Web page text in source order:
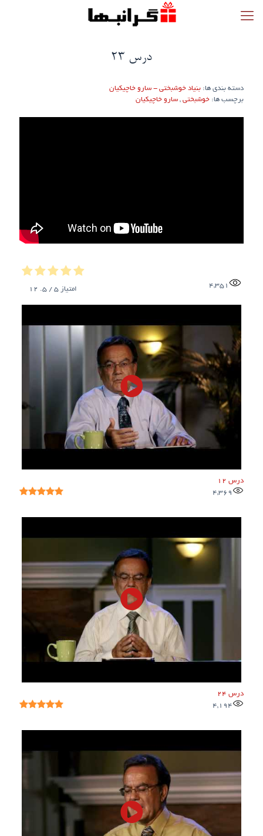
درس 23
دسته بندی ها: بنیاد خوشبختی - سارو خاچیکیان
برچسب ها: خوشبختی , سارو خاچیکیان
4,351 امتیاز 5
/ 5.
12
درس 12
4,369
درس 24
4,194